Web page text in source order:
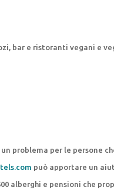
bar e ristoranti vegani e
problema per le persone
può apportare un
alberghi e pensioni che